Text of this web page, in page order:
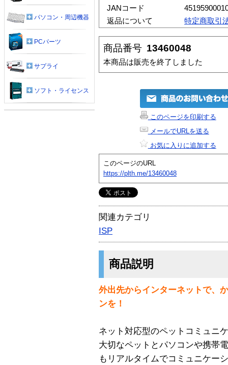
JANコード
返品について
特定商取引
商品番号 13460048
本商品は販売を終了しました
このページを印刷する
メールでURLを送る
お気に入りに追加する
このページのURL
https://plth.me/13460048
関連カテゴリ
ISP
商品説明
外出先からインターネットで、
ンを！
ネット対応型のペットコミュニ
大切なペットとパソコンや携帯
もリアルタイムでコミュニケー
パソコン・周辺機器
PCパーツ
サプライ
ソフト・ライセンス